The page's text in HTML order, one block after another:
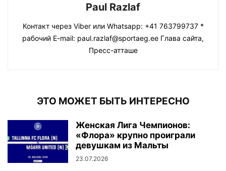
Paul Razlaf
Контакт через Viber или Whatsapp: +41 763799737 *
рабочий E-mail: paul.razlaf@sportaeg.ee Глава сайта,
Пресс-атташе
ЭТО МОЖЕТ БЫТЬ ИНТЕРЕСНО
Женская Лига Чемпионов:
«Флора» крупно проиграли
девушкам из Мальты
23.07.2026